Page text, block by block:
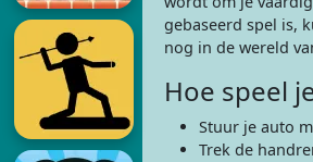
gebaseerd spel is,
nog in de wereld
Hoe speel
Stuur je auto
Trek de